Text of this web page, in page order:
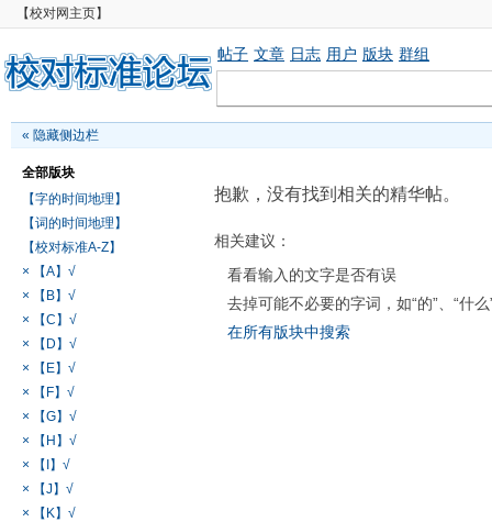
【校对网主页】
帖子 文章 日志 用户 版块 群组
« 隐藏侧边栏
全部版块
【字的时间地理】
【词的时间地理】
【校对标准A-Z】
× 【A】√
× 【B】√
× 【C】√
× 【D】√
× 【E】√
× 【F】√
× 【G】√
× 【H】√
× 【I】√
× 【J】√
× 【K】√
抱歉，没有找到相关的精华帖。
相关建议：
看看输入的文字是否有误
去掉可能不必要的字词，如“的”、“什么
在所有版块中搜索